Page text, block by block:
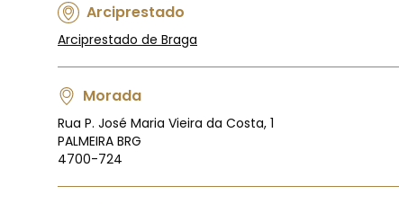
Arciprestado
Arciprestado de Braga
Morada
Rua P. José Maria Vieira da Costa, 1
PALMEIRA BRG
4700-724